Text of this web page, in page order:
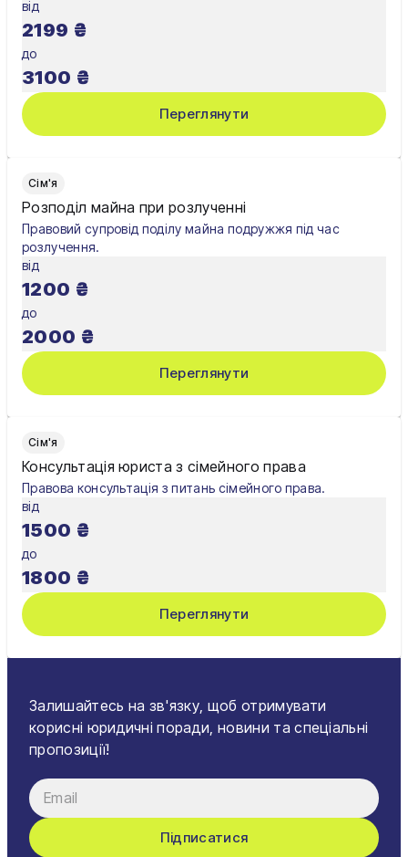
від
2199 ₴
до
3100 ₴
Переглянути
Сім'я
Розподіл майна при розлученні
Правовий супровід поділу майна подружжя під час
розлучення.
від
1200 ₴
до
2000 ₴
Переглянути
Сім'я
Консультація юриста з сімейного права
Правова консультація з питань сімейного права.
від
1500 ₴
до
1800 ₴
Переглянути
Залишайтесь на зв'язку, щоб отримувати
корисні юридичні поради, новини та спеціальні
пропозиції!
Підписатися